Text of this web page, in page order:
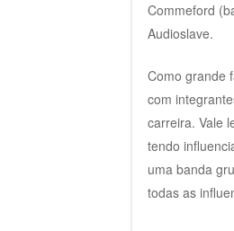
Commeford
Audioslave.
Como grande
com
carreira. Vale
tendo
uma banda
todas as